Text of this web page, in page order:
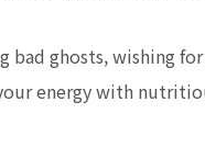
bad ghosts, wishing
energy with